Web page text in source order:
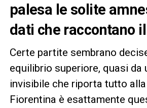
palesa le solite
dati che raccontano
Certe partite sembrano
equilibrio superiore, quasi da
invisibile che riporta tutto
Fiorentina è esattamente